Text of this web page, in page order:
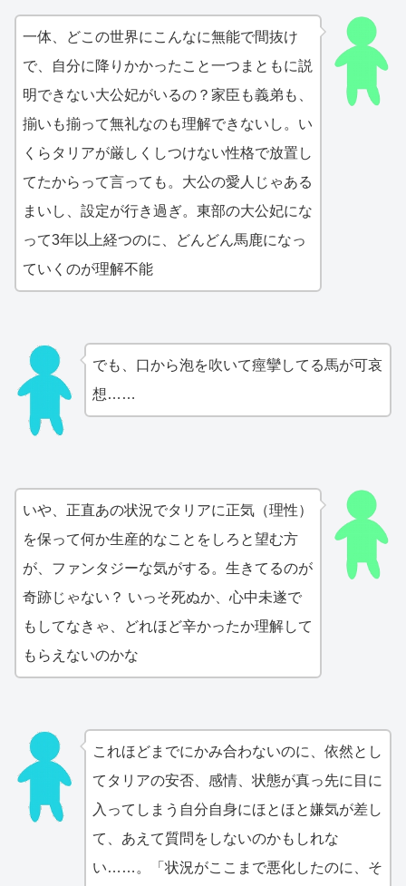
一体、どこの世界にこんなに無能で間抜け
で、自分に降りかかったこと一つまともに説
明できない大公妃がいるの？家臣も義弟も、
揃いも揃って無礼なのも理解できないし。い
くらタリアが厳しくしつけない性格で放置し
てたからって言っても。大公の愛人じゃある
まいし、設定が行き過ぎ。東部の大公妃にな
って3年以上経つのに、どんどん馬鹿になっ
ていくのが理解不能
でも、口から泡を吹いて痙攣してる馬が可哀
想……
いや、正直あの状況でタリアに正気（理性）
を保って何か生産的なことをしろと望む方
が、ファンタジーな気がする。生きてるのが
奇跡じゃない？ いっそ死ぬか、心中未遂で
もしてなきゃ、どれほど辛かったか理解して
もらえないのかな
これほどまでにかみ合わないのに、依然とし
てタリアの安否、感情、状態が真っ先に目に
入ってしまう自分自身にほとほと嫌気が差し
て、あえて質問をしないのかもしれな
い……。「状況がここまで悪化したのに、そ